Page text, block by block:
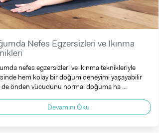
Nefes Egzersizleri ve Ikınma
nefes egzersizleri ve ıkınma teknikleriyle
hem kolay bir doğum deneyimi yaşayabilir
de önden vücudunu normal doğuma ha ...
Devamını Oku